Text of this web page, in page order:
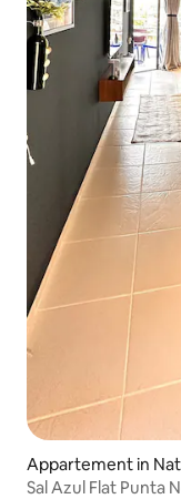
Appartement in
Sal Azul Flat Punta